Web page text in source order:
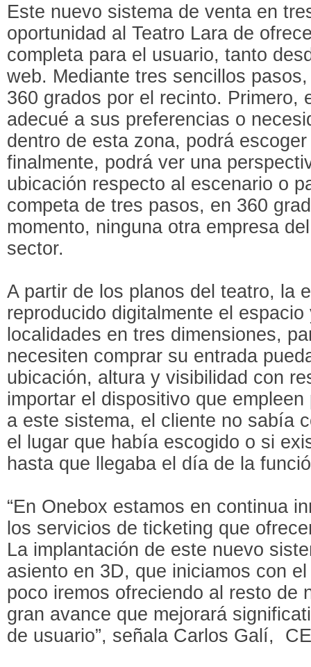
Este nuevo sistema de venta en
oportunidad al Teatro Lara de
completa para el usuario, tanto
web. Mediante tres sencillos
360 grados por el recinto. Primero,
adecué a sus preferencias o
dentro de esta zona, podrá
finalmente, podrá ver una
ubicación respecto al escenario o
competa de tres pasos, en 360
momento, ninguna otra empresa
sector.
A partir de los planos del teatro, la
reproducido digitalmente el
localidades en tres dimensiones,
necesiten comprar su entrada
ubicación, altura y visibilidad con
importar el dispositivo que
a este sistema, el cliente no sabía
el lugar que había escogido o si
hasta que llegaba el día de la
“En Onebox estamos en continua
los servicios de ticketing que
La implantación de este nuevo
asiento en 3D, que iniciamos con
poco iremos ofreciendo al resto de
gran avance que mejorará
de usuario”, señala Carlos Galí,